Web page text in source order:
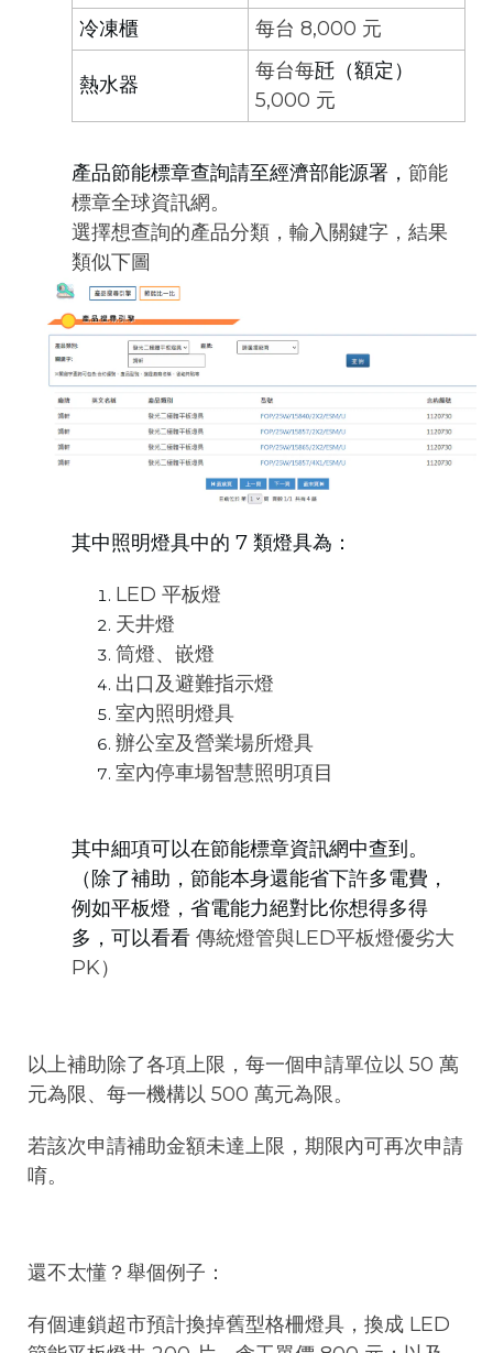
冷凍櫃 每台 8,000 元
熱水器
每台每瓩（額定）
5,000 元
產品節能標章查詢請至經濟部能源署， 節能
標章全球資訊網。
選擇想查詢的產品分類，輸入關鍵字，結果
類似下圖
其中照明燈具中的 7 類燈具為：
LED 平板燈
天井燈
筒燈、嵌燈
出口及避難指示燈
室內照明燈具
辦公室及營業場所燈具
室內停車場智慧照明項目
其中細項可以在節能標章資訊網中查到。
（除了補助，節能本身還能省下許多電費，
例如平板燈，省電能力絕對比你想得多得
多，可以看看 傳統燈管與LED平板燈優劣大
PK）
以上補助除了各項上限，每一個申請單位以 50 萬
元為限、每一機構以 500 萬元為限。
若該次申請補助金額未達上限，期限內可再次申請
唷。
還不太懂？舉個例子：
有個連鎖超市預計換掉舊型格柵燈具，換成 LED